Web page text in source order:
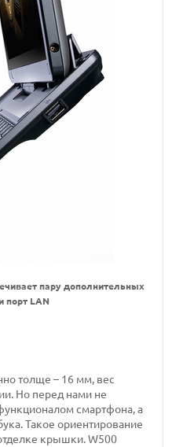
пару дополнительных
порт LAN
толще – 16 мм, вес
Но перед нами не
смартфона, а
Такое ориентирование
крышки. W500